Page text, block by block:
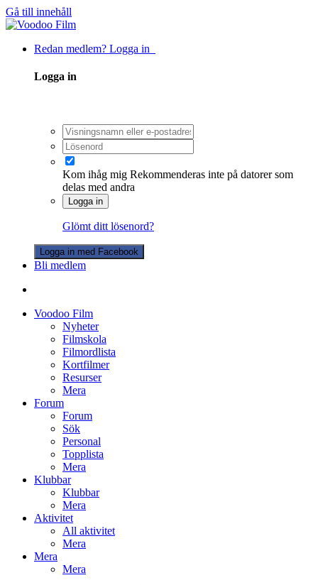
Gå till innehåll
Redan medlem? Logga in
Logga in
Kom ihåg mig Rekommenderas inte på datorer som
delas med andra
Logga in
Glömt ditt lösenord?
Logga in med Facebook
Bli medlem
Voodoo Film
Nyheter
Filmskola
Filmordlista
Kortfilmer
Resurser
Mera
Forum
Forum
Sök
Personal
Topplista
Mera
Klubbar
Klubbar
Mera
Aktivitet
All aktivitet
Mera
Mera
Mera